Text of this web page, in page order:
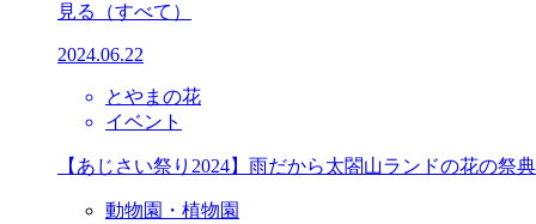
見る （すべて）
2024.06.22
とやまの花
イベント
【あじさい祭り2024】雨だから太閤山ランドの花の祭
動物園・植物園